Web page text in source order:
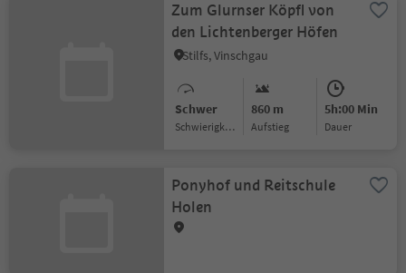
Zum Glurnser Köpfl von
den Lichtenberger Höfen
Stilfs, Vinschgau
Schwer
Schwierigkeitsgrad
860 m
Aufstieg
5h:00 Min
Dauer
Ponyhof und Reitschule
Holen